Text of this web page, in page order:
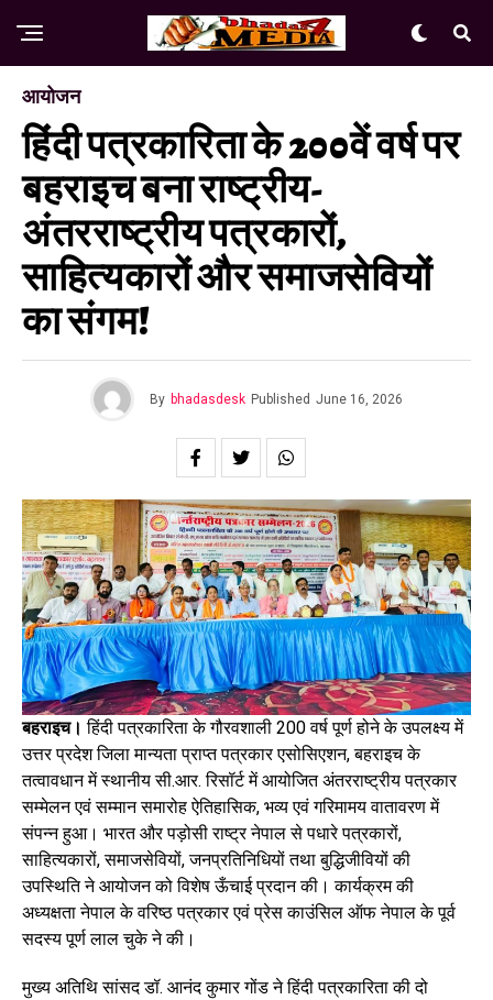
आयोजन
हिंदी पत्रकारिता के 200वें वर्ष पर
बहराइच बना राष्ट्रीय-
अंतरराष्ट्रीय पत्रकारों,
साहित्यकारों और समाजसेवियों
का संगम!
By bhadasdesk Published June 16, 2026
बहराइच। हिंदी पत्रकारिता के गौरवशाली 200 वर्ष पूर्ण होने के उपलक्ष्य में
उत्तर प्रदेश जिला मान्यता प्राप्त पत्रकार एसोसिएशन, बहराइच के
तत्वावधान में स्थानीय सी.आर. रिसॉर्ट में आयोजित अंतरराष्ट्रीय पत्रकार
सम्मेलन एवं सम्मान समारोह ऐतिहासिक, भव्य एवं गरिमामय वातावरण में
संपन्न हुआ। भारत और पड़ोसी राष्ट्र नेपाल से पधारे पत्रकारों,
साहित्यकारों, समाजसेवियों, जनप्रतिनिधियों तथा बुद्धिजीवियों की
उपस्थिति ने आयोजन को विशेष ऊँचाई प्रदान की। कार्यक्रम की
अध्यक्षता नेपाल के वरिष्ठ पत्रकार एवं प्रेस काउंसिल ऑफ नेपाल के पूर्व
सदस्य पूर्ण लाल चुके ने की।
मुख्य अतिथि सांसद डॉ. आनंद कुमार गोंड ने हिंदी पत्रकारिता की दो